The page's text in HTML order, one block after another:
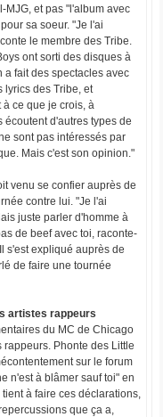
MJG, et pas "l'album avec
sa soeur. "Je l'ai
le membre des Tribe.
ont sorti des disques à
a fait des spectacles avec
lyrics des Tribe, et
ce que je crois, à
d'autres types de
sont pas intéressés par
Mais c'est son opinion."
venu se confier auprès de
contre lui. "Je l'ai
juste parler d'homme à
de beef avec toi, raconte-
s'est expliqué auprès de
de faire une tournée
artistes rappeurs
du MC de Chicago
rappeurs. Phonte des Little
sur le forum
n'est à blâmer sauf toi" en
à faire ces déclarations,
que ça a,